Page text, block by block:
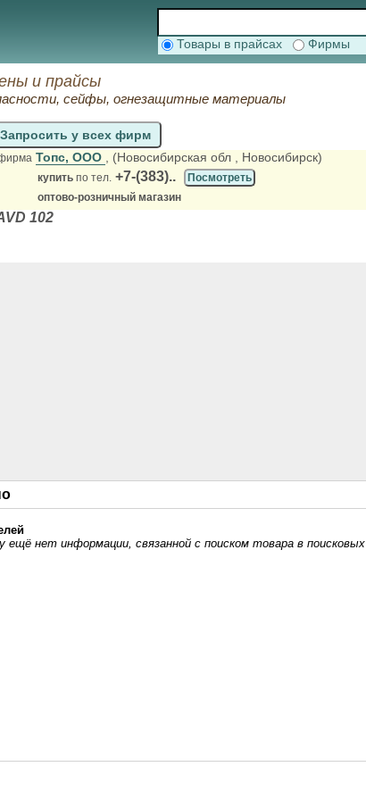
Товары в прайсах Фирмы
и прайсы
сейфы, огнезащитные материалы
Запросить у всех фирм
Топс, ООО , (Новосибирская обл , Новосибирск)
купить по тел. +7-(383)..
Посмотреть
оптово-розничный магазин
102
ещё нет информации, связанной с поиском товара в поисковых